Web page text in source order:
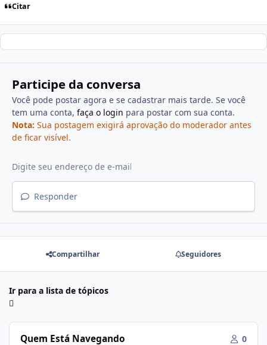
Citar
Participe da conversa
Você pode postar agora e se cadastrar mais tarde. Se você
tem uma conta, faça o login para postar com sua conta.
Nota: Sua postagem exigirá aprovação do moderador antes
de ficar visível.
Responder
Compartilhar Seguidores
Ir para a lista de tópicos
Quem Está Navegando 0